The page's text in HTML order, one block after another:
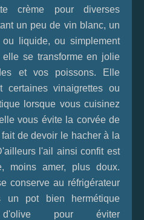
crème pour diverses
un peu de vin blanc, un
liquide, ou simplement
se transforme en jolie
et vos poissons. Elle
certaines vinaigrettes ou
lorsque vous cuisinez
vous évite la corvée de
de devoir le hacher à la
l'ail ainsi confit est
moins amer, plus doux.
conserve au réfrigérateur
un pot bien hermétique
pour éviter